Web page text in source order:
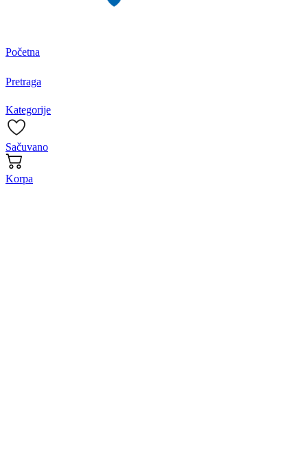
Početna
Pretraga
Kategorije
Sačuvano
Korpa